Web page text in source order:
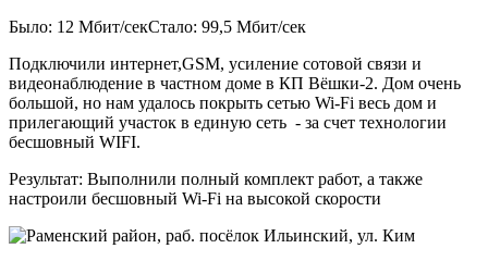
Было: 12 Мбит/секСтало: 99,5 Мбит/сек
Подключили интернет,GSM, усиление сотовой связи и
видеонаблюдение в частном доме в КП Вёшки-2. Дом очень
большой, но нам удалось покрыть сетью Wi-Fi весь дом и
прилегающий участок в единую сеть - за счет технологии
бесшовный WIFI.
Результат: Выполнили полный комплект работ, а также
настроили бесшовный Wi-Fi на высокой скорости